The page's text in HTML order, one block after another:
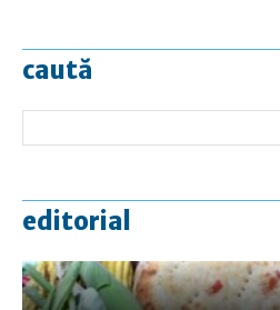
caută
editorial